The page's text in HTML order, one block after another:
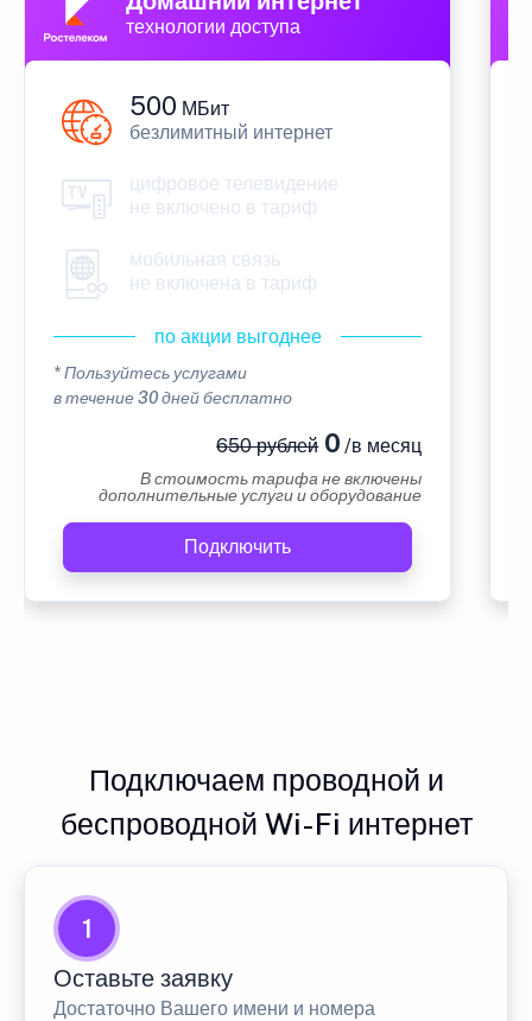
технологии доступа
500 МБит
безлимитный интернет
цифровое телевидение
не включено в тариф
мобильная связь
не включена в тариф
по акции выгоднее
* Пользуйтесь услугами
в течение 30 дней бесплатно
650 рублей0 /в месяц
В стоимость тарифа не включены
дополнительные услуги и оборудование
Подключить
Подключаем проводной и
беспроводной Wi-Fi интернет
1
Оставьте заявку
Достаточно Вашего имени и номера